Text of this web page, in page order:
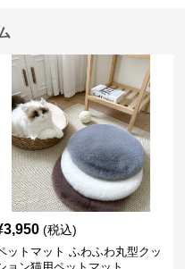
3,950 (税込)
ットマット ふわふわ丸型クッ